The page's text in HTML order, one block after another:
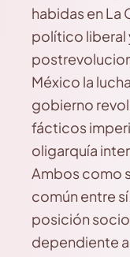
habidas en
político liberal
México la
gobierno
fácticos
oligarquía
Ambos como
común entre
posición
dependiente